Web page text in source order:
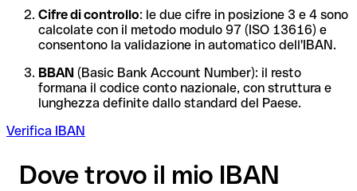
Cifre di controllo: le due cifre in posizione 3 e 4 sono
calcolate con il metodo modulo 97 (ISO 13616) e
consentono la validazione in automatico dell'IBAN.
BBAN (Basic Bank Account Number): il resto
formana il codice conto nazionale, con struttura e
lunghezza definite dallo standard del Paese.
Verifica IBAN
Dove trovo il mio IBAN